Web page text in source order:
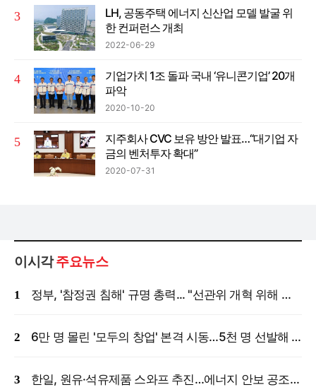
LH, 공동주택 에너지 신산업 모델 발굴 위
한 컨퍼런스 개최
2022-06-29
기업가치 1조 돌파 국내 ‘유니콘기업’ 20개
파악
2020-10-20
지주회사 CVC 보유 방안 발표…“대기업 자
금의 벤처투자 확대”
2020-07-31
이시각주요뉴스
정부, '참정권 침해' 규명 총력... "선관위 개혁 위해 국정조사 등 모든 조치"
6만 명 몰린 '모두의 창업' 본격 시동…5천 명 선발해 밀착 지원
한일, 원유·석유제품 스와프 추진…에너지 안보 공조 강화